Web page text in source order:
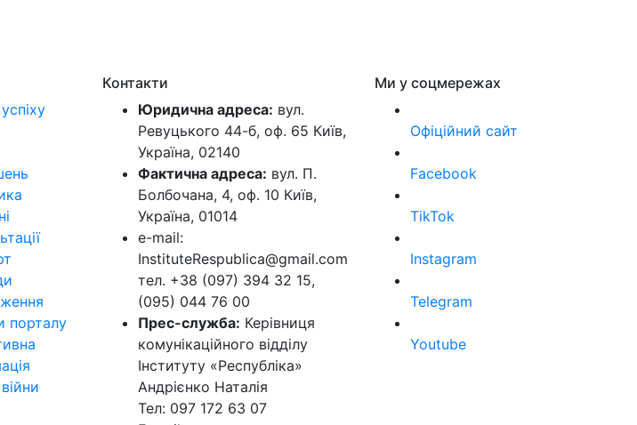
успіху
порталу
війни
Контакти
Юридична адреса: вул.
Ревуцького 44-б, оф. 65 Київ,
Україна, 02140
Фактична адреса: вул. П.
Болбочана, 4, оф. 10 Київ,
Україна, 01014
e-mail:
InstituteRespublica@gmail.com
тел. +38 (097) 394 32 15,
(095) 044 76 00
Прес-служба: Керівниця
комунікаційного відділу
Інституту «Республіка»
Андрієнко Наталія
Тел: 097 172 63 07
Ми у соцмережах
Офіційний сайт
Facebook
TikTok
Instagram
Telegram
Youtube